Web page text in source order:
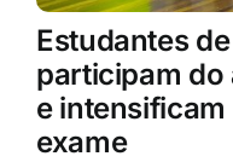
Estudantes
participam do
e
exame